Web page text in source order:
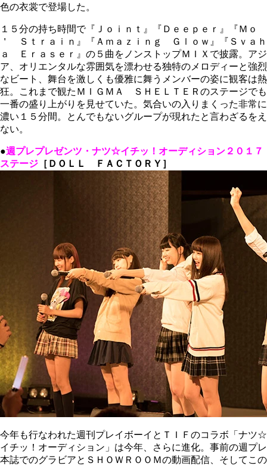
色の衣裳で登場した。
１５分の持ち時間で『Ｊｏｉｎｔ』『Ｄｅｅｐｅｒ』『Ｍｏ
＇ Ｓｔｒａｉｎ』『Ａｍａｚｉｎｇ Ｇｌｏｗ』『Ｓｖａｈ
ａ Ｅｒａｓｅｒ』の５曲をノンストップＭＩＸで披露。アジ
ア、オリエンタルな雰囲気を漂わせる独特のメロディーと強烈
なビート、舞台を激しくも優雅に舞うメンバーの姿に観客は熱
狂。これまで観たＭＩＧＭＡ ＳＨＥＬＴＥＲのステージでも
一番の盛り上がりを見せていた。気合いの入りまくった非常に
濃い１５分間。とんでもないグループが現れたと言わざるをえ
ない。
●週プレプレゼンツ・ナツ☆イチッ！オーディション２０１７
ステージ ［ＤＯＬＬ ＦＡＣＴＯＲＹ］
今年も行なわれた週刊プレイボーイとＴＩＦのコラボ「ナツ☆
イチッ！オーディション」は今年、さらに進化。事前の週プレ
本誌でのグラビアとＳＨＯＷＲＯＯＭの動画配信、そしてこの